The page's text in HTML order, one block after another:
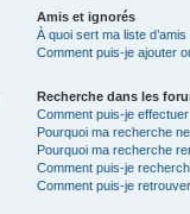
Amis et ignorés
À quoi sert ma liste d’amis
Comment puis-je ajouter
Recherche dans les
Comment puis-je
Pourquoi ma recherche
Pourquoi ma recherche
Comment puis-je
Comment puis-je